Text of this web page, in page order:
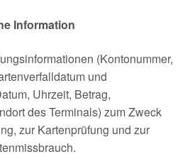
Information
(Kontonummer,
und
Uhrzeit, Betrag,
des Terminals) zum Zweck
zur Kartenprüfung und zur